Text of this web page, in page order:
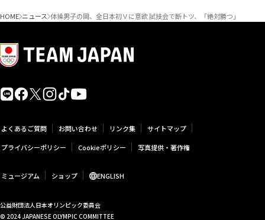
HOME ニュース 体操男子の岡、全日本初Ｖに意欲 試技会で断トツ、「絶対勝つ」
よくあるご質問 お問い合わせ リンク集
サイトマップ
プライバシーポリシー
Cookieポリシー 写真提供・著作権
ミュージアム ショップ ENGLISH
公益財団法人日本オリンピック委員会
© 2024 JAPANESE OLYMPIC COMMITTEE